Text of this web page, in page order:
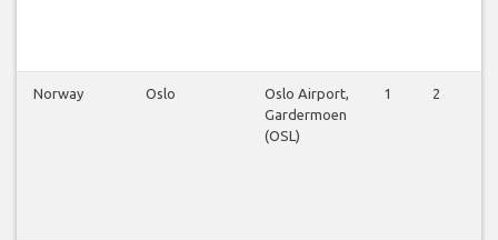
Norway Oslo
Oslo Airport,
Gardermoen
(OSL)
1 2